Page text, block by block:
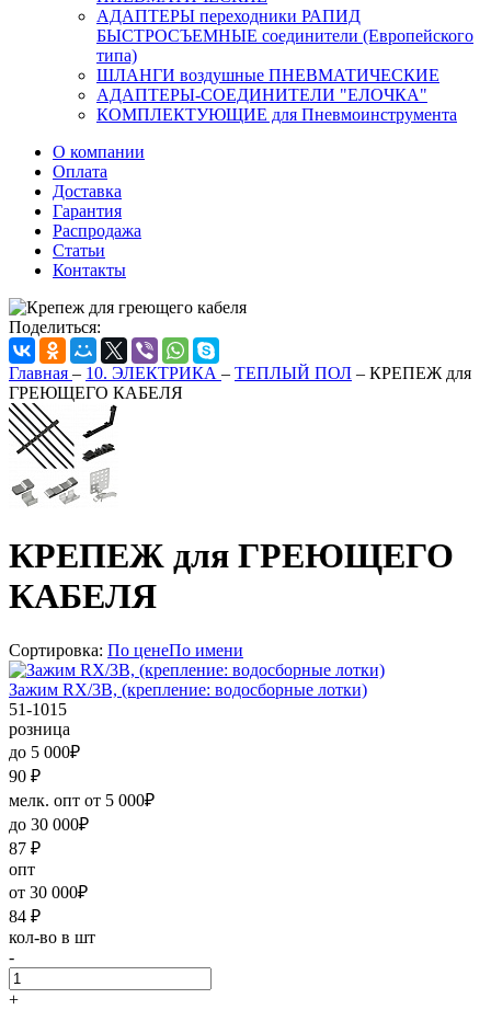
АДАПТЕРЫ переходники РАПИД
БЫСТРОСЪЕМНЫЕ соединители (Европейского
типа)
ШЛАНГИ воздушные ПНЕВМАТИЧЕСКИЕ
АДАПТЕРЫ-СОЕДИНИТЕЛИ "ЕЛОЧКА"
КОМПЛЕКТУЮЩИЕ для Пневмоинструмента
О компании
Оплата
Доставка
Гарантия
Распродажа
Статьи
Контакты
Поделиться:
Главная – 10. ЭЛЕКТРИКА – ТЕПЛЫЙ ПОЛ – КРЕПЕЖ для
ГРЕЮЩЕГО КАБЕЛЯ
КРЕПЕЖ для ГРЕЮЩЕГО
КАБЕЛЯ
Сортировка: По ценеПо имени
Зажим RX/3В, (крепление: водосборные лотки)
51-1015
розница
до 5 000₽
90 ₽
мелк. опт от 5 000₽
до 30 000₽
87 ₽
опт
от 30 000₽
84 ₽
кол-во в шт
-
+